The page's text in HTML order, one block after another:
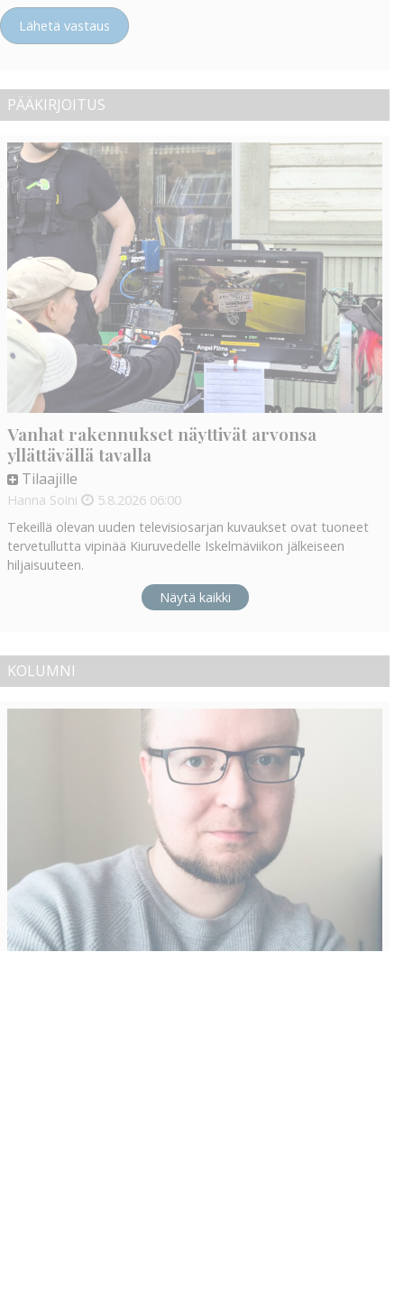
Lähetä vastaus
PÄÄKIRJOITUS
Vanhat rakennukset näyttivät arvonsa
yllättävällä tavalla
Tilaajille
Hanna Soini 5.8.2026 06:00
Tekeillä olevan uuden televisiosarjan kuvaukset ovat tuoneet
tervetullutta vipinää Kiuruvedelle Iskelmäviikon jälkeiseen
hiljaisuuteen.
Näytä kaikki
KOLUMNI